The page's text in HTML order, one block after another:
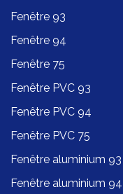
Fenêtre 93
Fenêtre 94
Fenêtre 75
Fenêtre PVC 93
Fenêtre PVC 94
Fenêtre PVC 75
Fenêtre aluminium 93
Fenêtre aluminium 94